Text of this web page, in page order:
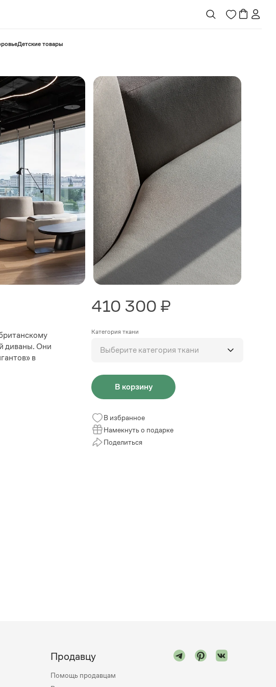
⁠Детские товары
диваны. Они
в
410 300 ₽
Категория ткани
Выберите категория ткани
В корзину
В избранное
Намекнуть о подарке
Поделиться
Продавцу
Помощь продавцам